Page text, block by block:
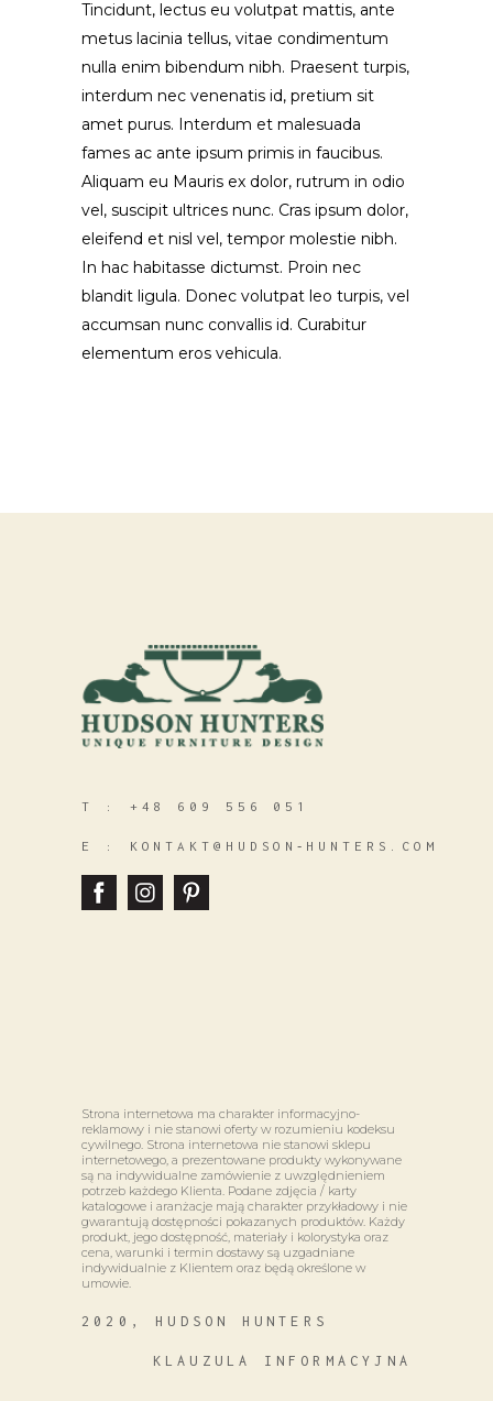
Tincidunt, lectus eu volutpat mattis, ante
metus lacinia tellus, vitae condimentum
nulla enim bibendum nibh. Praesent turpis,
interdum nec venenatis id, pretium sit
amet purus. Interdum et malesuada
fames ac ante ipsum primis in faucibus.
Aliquam eu Mauris ex dolor, rutrum in odio
vel, suscipit ultrices nunc. Cras ipsum dolor,
eleifend et nisl vel, tempor molestie nibh.
In hac habitasse dictumst. Proin nec
blandit ligula. Donec volutpat leo turpis, vel
accumsan nunc convallis id. Curabitur
elementum eros vehicula.
T : +48 609 556 051
E : KONTAKT@HUDSON‑HUNTERS.COM
Strona internetowa ma charakter informacyjno-
reklamowy i nie stanowi oferty w rozumieniu kodeksu
cywilnego. Strona internetowa nie stanowi sklepu
internetowego, a prezentowane produkty wykonywane
są na indywidualne zamówienie z uwzględnieniem
potrzeb każdego Klienta. Podane zdjęcia / karty
katalogowe i aranżacje mają charakter przykładowy i nie
gwarantują dostępności pokazanych produktów. Każdy
produkt, jego dostępność, materiały i kolorystyka oraz
cena, warunki i termin dostawy są uzgadniane
indywidualnie z Klientem oraz będą określone w
umowie.
2020, HUDSON HUNTERS
KLAUZULA INFORMACYJNA